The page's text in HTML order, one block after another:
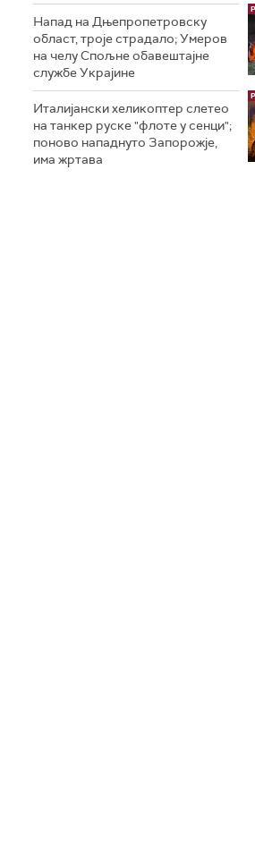
Напад на Дњепропетровску
област, троје страдалo; Умеров
на челу Спољне обавештајне
службе Украјине
Италијански хеликоптер слетео
на танкер руске "флоте у сенци";
поново нападнуто Запорожје,
има жртава